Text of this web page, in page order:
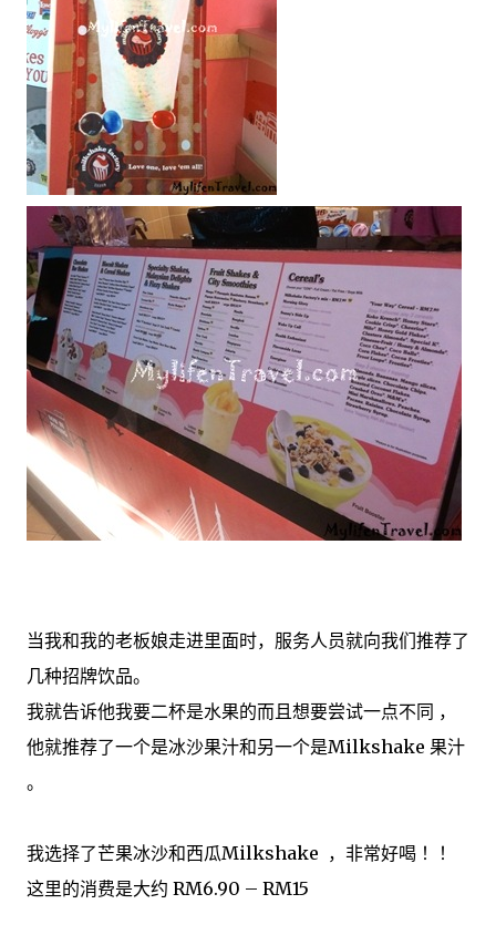
当我和我的老板娘走进里面时，服务人员就向我们推荐了
几种招牌饮品。
我就告诉他我要二杯是水果的而且想要尝试一点不同 ，
他就推荐了一个是冰沙果汁和另一个是Milkshake 果汁
。
我选择了芒果冰沙和西瓜Milkshake ，非常好喝 ！！
这里的消费是大约 RM6.90 – RM15